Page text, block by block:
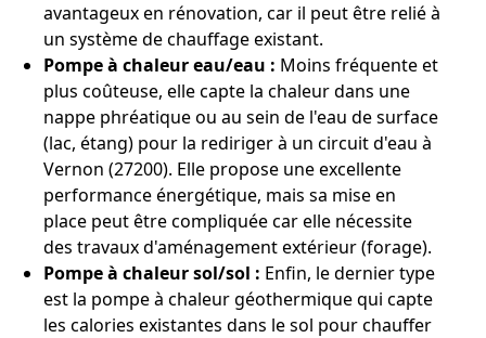
avantageux en rénovation, car il peut être relié à
un système de chauffage existant.
Pompe à chaleur eau/eau : Moins fréquente et
plus coûteuse, elle capte la chaleur dans une
nappe phréatique ou au sein de l'eau de surface
(lac, étang) pour la rediriger à un circuit d'eau à
Vernon (27200). Elle propose une excellente
performance énergétique, mais sa mise en
place peut être compliquée car elle nécessite
des travaux d'aménagement extérieur (forage).
Pompe à chaleur sol/sol : Enfin, le dernier type
est la pompe à chaleur géothermique qui capte
les calories existantes dans le sol pour chauffer